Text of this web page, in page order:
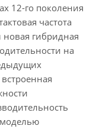
12-го поколения
частота
гибридная
на
моделью